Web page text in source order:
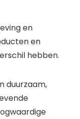
en
en
hebben.
duurzaam,